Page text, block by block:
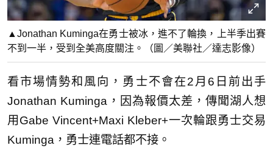
▲Jonathan Kuminga在勇士被冰，進不了輪換，上半季出賽
不到一半，受到全美高度關注。（圖／美聯社／達志影像）
看市場情勢和風向，勇士不會在2月6日前出手
Jonathan Kuminga，因為報價太差，傳聞湖人想
用Gabe Vincent+Maxi Kleber+一次輪跟勇士交易
Kuminga，勇士連電話都不接。